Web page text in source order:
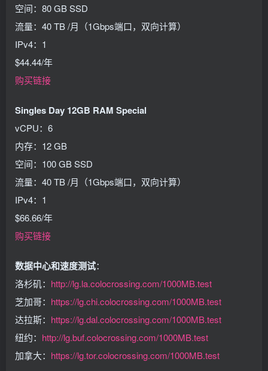
空间：80 GB SSD
流量：40 TB /月（1Gbps端口，双向计算）
IPv4：1
$44.44/年
购买链接
Singles Day 12GB RAM Special
vCPU：6
内存：12 GB
空间：100 GB SSD
流量：40 TB /月（1Gbps端口，双向计算）
IPv4：1
$66.66/年
购买链接
数据中心和速度测试：
洛杉矶： http://lg.la.colocrossing.com/1000MB.test
芝加哥： https://lg.chi.colocrossing.com/1000MB.test
达拉斯： https://lg.dal.colocrossing.com/1000MB.test
纽约： http://lg.buf.colocrossing.com/1000MB.test
加拿大： https://lg.tor.colocrossing.com/1000MB.test